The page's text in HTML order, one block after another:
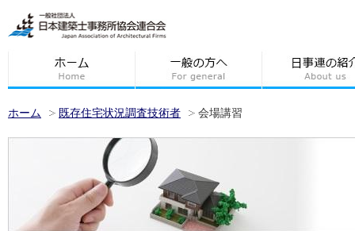
ホーム 既存住宅状況調査技術者 会場講習